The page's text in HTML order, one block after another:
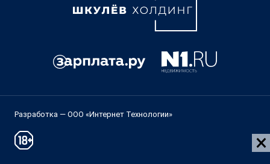
Разработка — ООО «Интернет Технологии»